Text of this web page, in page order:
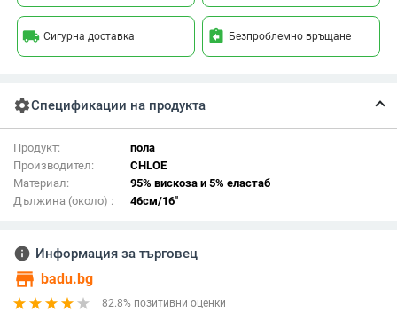
local_shipping Сигурна доставка assignment_return Безпроблемно връщане
settingsСпецификации на продукта
Продукт:
пола
Производител:
CHLOE
Материал:
95% вискоза и 5% еластаб
Дължина (около) :
46см/16"
info Информация за търговец
store badu.bg
82.8% позитивни оценки